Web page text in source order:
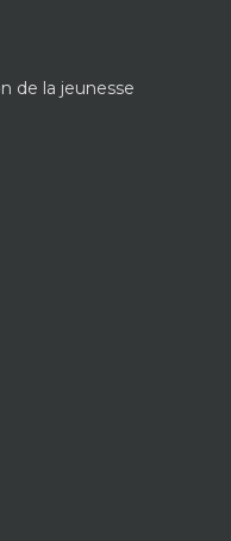
de la jeunesse